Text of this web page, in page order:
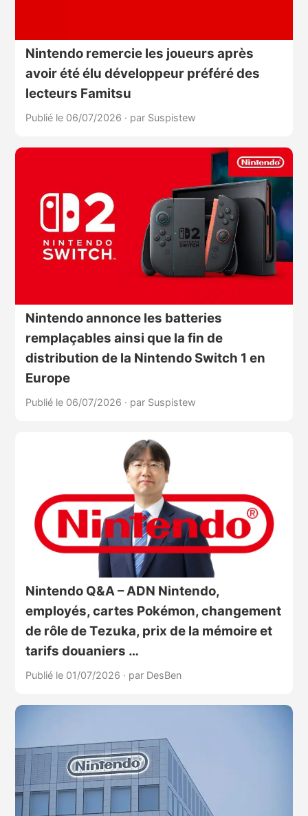
Nintendo remercie les joueurs après
avoir été élu développeur préféré des
lecteurs Famitsu
Publié le 06/07/2026 · par Suspistew
Nintendo annonce les batteries
remplaçables ainsi que la fin de
distribution de la Nintendo Switch 1 en
Europe
Publié le 06/07/2026 · par Suspistew
Nintendo Q&A – ADN Nintendo,
employés, cartes Pokémon, changement
de rôle de Tezuka, prix de la mémoire et
tarifs douaniers …
Publié le 01/07/2026 · par DesBen